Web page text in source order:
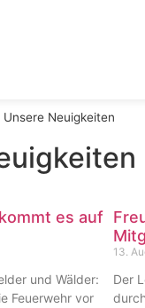
Unsere Neuigkeiten
es auf
und Wälder:
Feuerwehr vor
13.
Der